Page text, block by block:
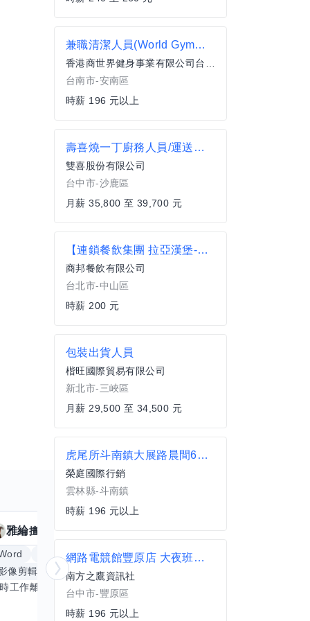
雅綸擅長
Excel
倉頡輸入法
像剪輯與後製
手機遊戲
兼職清潔人員(World Gym台南安南店)
香港商世界健身事業有限公司台灣分公司
台南市-安南區
時薪 196 元以上
壽喜燒一丁廚務人員/運送司機
雙喜股份有限公司
台中市-沙鹿區
月薪 35,800 至 39,700 元
【連鎖餐飲集團 拉亞漢堡-農安門市兼職人員】時薪200元起
商邦餐飲有限公司
台北市-中山區
時薪 200 元
包裝出貨人員
楷旺國際貿易有限公司
新北市-三峽區
月薪 29,500 至 34,500 元
虎尾所斗南鎮大展路晨間6點到9點理貨人員
榮庭國際行銷
雲林縣-斗南鎮
時薪 196 元以上
網路電競館豐原店 大夜班工讀生 歡迎兼職打工
南方之鷹資訊社
台中市-豐原區
時薪 196 元以上